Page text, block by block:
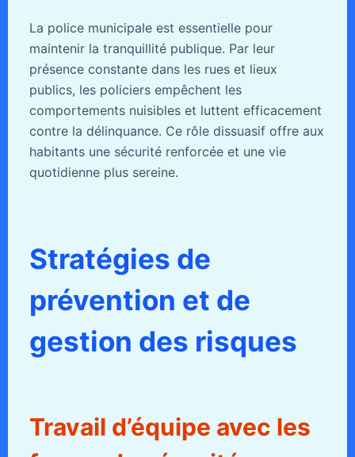
La police municipale est essentielle pour
maintenir la tranquillité publique. Par leur
présence constante dans les rues et lieux
publics, les policiers empêchent les
comportements nuisibles et luttent efficacement
contre la délinquance. Ce rôle dissuasif offre aux
habitants une sécurité renforcée et une vie
quotidienne plus sereine.
Stratégies de
prévention et de
gestion des risques
Travail d’équipe avec les